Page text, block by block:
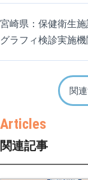
宮崎県：保健衛生
グラフィ検診実施
関
関連記事